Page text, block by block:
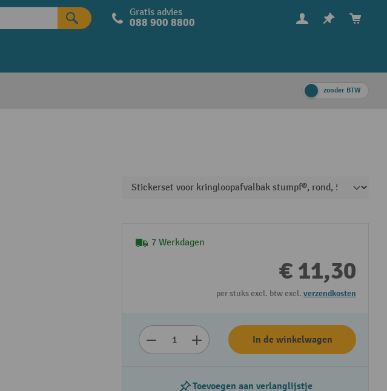
Gratis advies
088 900 8800
zonder BTW
7 Werkdagen
€ 11,30
per stuks excl. btw excl. verzendkosten
In de winkelwagen
Toevoegen aan verlanglijstje